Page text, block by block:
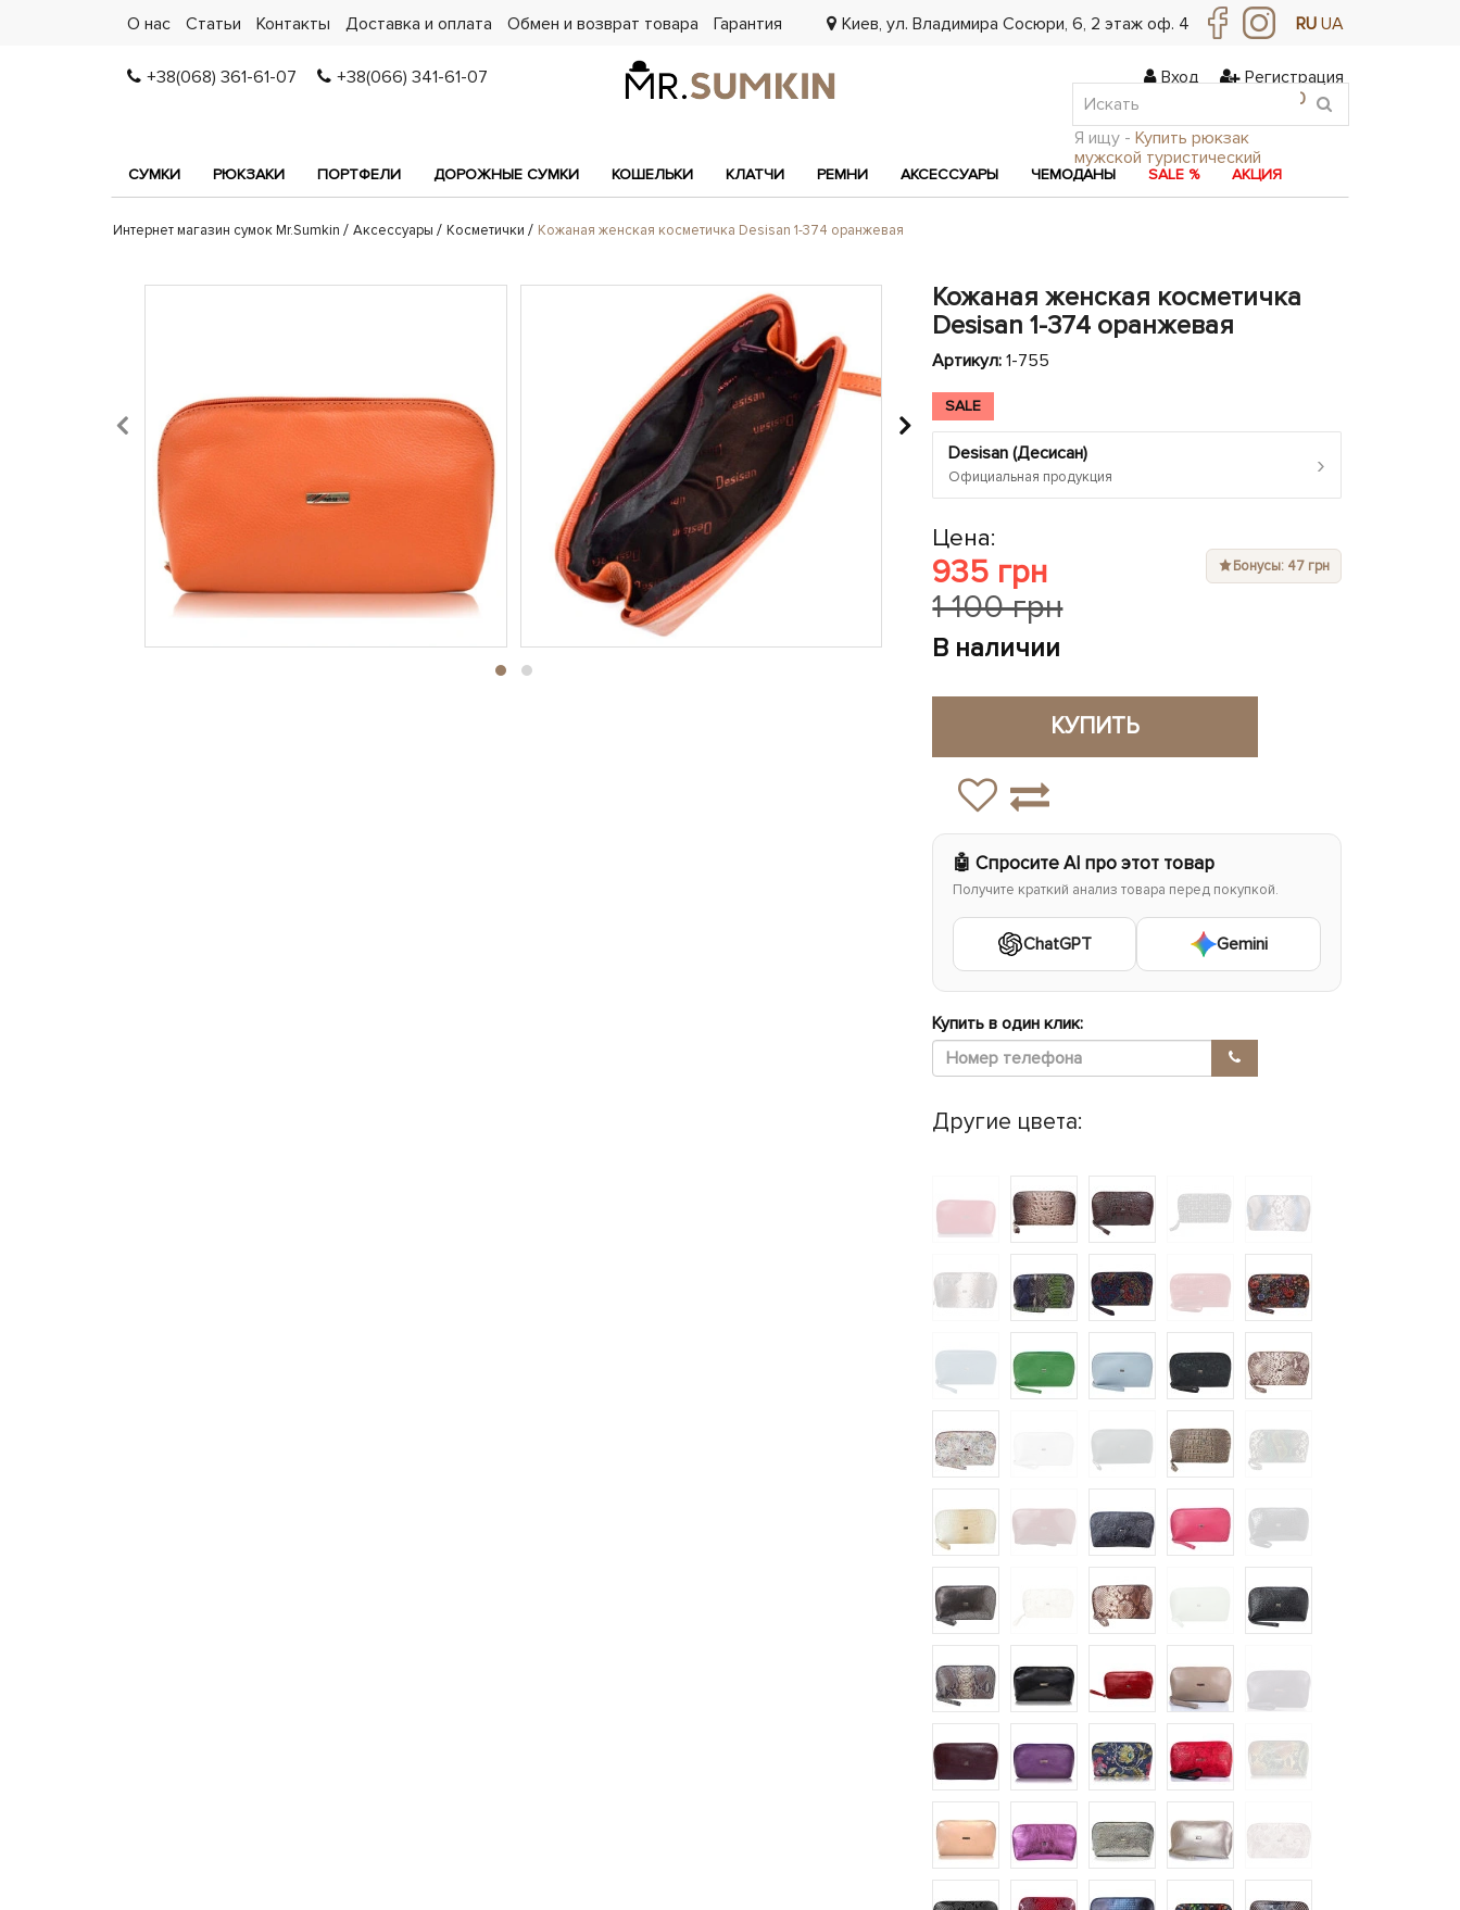
О нас Статьи Контакты Доставка и оплата Обмен и возврат товара Гарантия RU UA
Киев, ул. Владимира Сосюри, ​​6, 2 этаж оф. 4
+38(068) 361-61-07 +38(066) 341-61-07 Вход
Регистрация
0
СУМКИ РЮКЗАКИ ПОРТФЕЛИ ДОРОЖНЫЕ СУМКИ КОШЕЛЬКИ КЛАТЧИ РЕМНИ АКСЕССУАРЫ ЧЕМОДАНЫ SALE % АКЦИЯ
Я ищу - Купить рюкзак
мужской туристический
Интернет магазин сумок Mr.Sumkin Аксессуары Косметички Кожаная женская косметичка Desisan 1-374 оранжевая
Кожаная женская косметичка
Desisan 1-374 оранжевая
Артикул: 1-755
SALE
Desisan (Десисан)
Официальная продукция ›
Цена:
935 грн
1 100 грн
Бонусы: 47 грн
В наличии
КУПИТЬ
🤖 Спросите AI про этот товар
Получите краткий анализ товара перед покупкой.
ChatGPT Gemini
Купить в один клик:
Другие цвета: